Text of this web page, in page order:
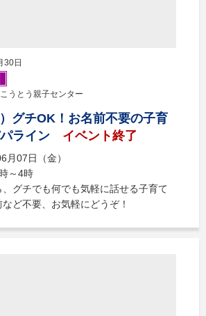
30日
うとう親子センター
グチOK！お名前不要の子育
ライン
イベント終了
月07日（金）
～4時
グチでも何でも気軽に話せる子育て
ど不要、お気軽にどうぞ！